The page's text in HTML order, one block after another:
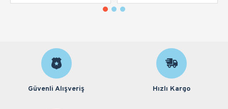
Güvenli Alışveriş Hızlı Kargo